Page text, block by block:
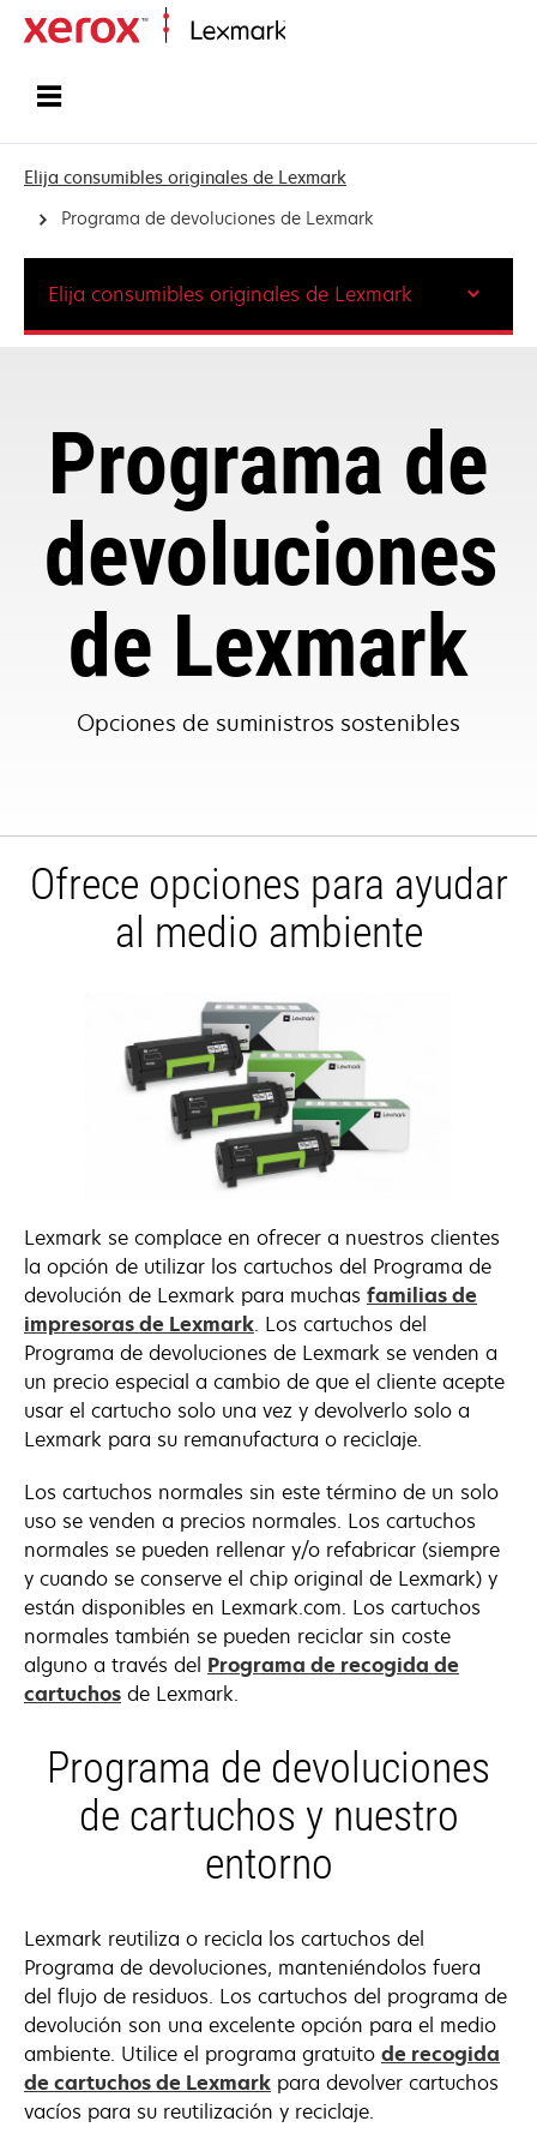
Elija consumibles originales de Lexmark
Programa de devoluciones de Lexmark
Programa de
devoluciones
de Lexmark
Opciones de suministros sostenibles
Elija consumibles originales de Lexmark
Ofrece opciones para ayudar
al medio ambiente
Lexmark se complace en ofrecer a nuestros clientes
la opción de utilizar los cartuchos del Programa de
devolución de Lexmark para muchas familias de
impresoras de Lexmark. Los cartuchos del
Programa de devoluciones de Lexmark se venden a
un precio especial a cambio de que el cliente acepte
usar el cartucho solo una vez y devolverlo solo a
Lexmark para su remanufactura o reciclaje.
Los cartuchos normales sin este término de un solo
uso se venden a precios normales. Los cartuchos
normales se pueden rellenar y/o refabricar (siempre
y cuando se conserve el chip original de Lexmark) y
están disponibles en Lexmark.com. Los cartuchos
normales también se pueden reciclar sin coste
alguno a través del Programa de recogida de
cartuchos de Lexmark.
Programa de devoluciones
de cartuchos y nuestro
entorno
Lexmark reutiliza o recicla los cartuchos del
Programa de devoluciones, manteniéndolos fuera
del flujo de residuos. Los cartuchos del programa de
devolución son una excelente opción para el medio
ambiente. Utilice el programa gratuito de recogida
de cartuchos de Lexmark para devolver cartuchos
vacíos para su reutilización y reciclaje.